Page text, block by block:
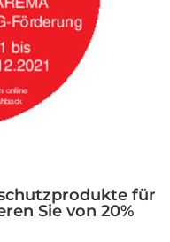
für
Sie von 20%